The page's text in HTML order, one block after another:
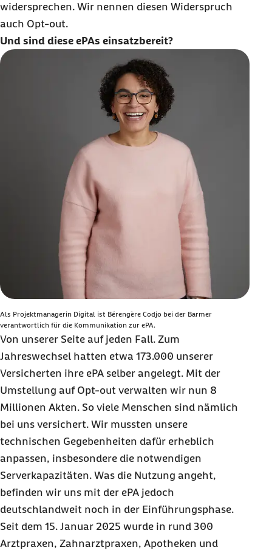
widersprechen. Wir nennen diesen Widerspruch
auch Opt-out.
Und sind diese ePAs einsatzbereit?
Als Projektmanagerin Digital ist Bérengère Codjo bei der Barmer
verantwortlich für die Kommunikation zur ePA.
Von unserer Seite auf jeden Fall. Zum
Jahreswechsel hatten etwa 173.000 unserer
Versicherten ihre ePA selber angelegt. Mit der
Umstellung auf Opt-out verwalten wir nun 8
Millionen Akten. So viele Menschen sind nämlich
bei uns versichert. Wir mussten unsere
technischen Gegebenheiten dafür erheblich
anpassen, insbesondere die notwendigen
Serverkapazitäten. Was die Nutzung angeht,
befinden wir uns mit der ePA jedoch
deutschlandweit noch in der Einführungsphase.
Seit dem 15. Januar 2025 wurde in rund 300
Arztpraxen, Zahnarztpraxen, Apotheken und